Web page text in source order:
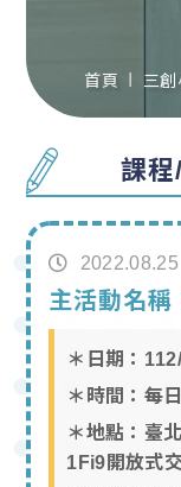
首頁 三創
課
2022.08.25
主活動名
＊日期：
＊時間：每
＊地點：臺
1Fi9開放式交